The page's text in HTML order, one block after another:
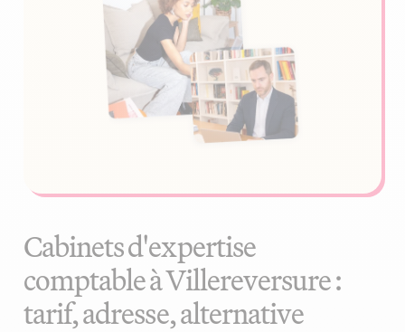
Cabinets d'expertise
comptable à Villereversure :
tarif, adresse, alternative